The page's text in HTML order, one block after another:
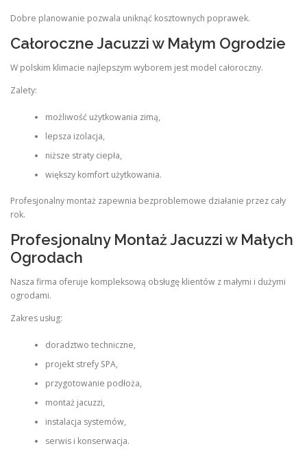
Dobre planowanie pozwala uniknąć kosztownych poprawek.
Całoroczne Jacuzzi w Małym Ogrodzie
W polskim klimacie najlepszym wyborem jest model całoroczny.
Zalety:
możliwość użytkowania zimą,
lepsza izolacja,
niższe straty ciepła,
większy komfort użytkowania.
Profesjonalny montaż zapewnia bezproblemowe działanie przez cały
rok.
Profesjonalny Montaż Jacuzzi w Małych
Ogrodach
Nasza firma oferuje kompleksową obsługę klientów z małymi i dużymi
ogrodami.
Zakres usług:
doradztwo techniczne,
projekt strefy SPA,
przygotowanie podłoża,
montaż jacuzzi,
instalacja systemów,
serwis i konserwacja.